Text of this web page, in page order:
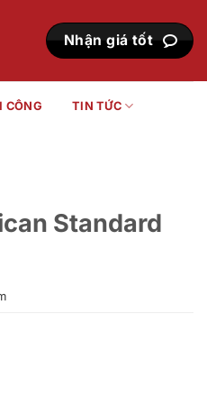
Nhận giá tốt
CÔNG TIN TỨC
Standard